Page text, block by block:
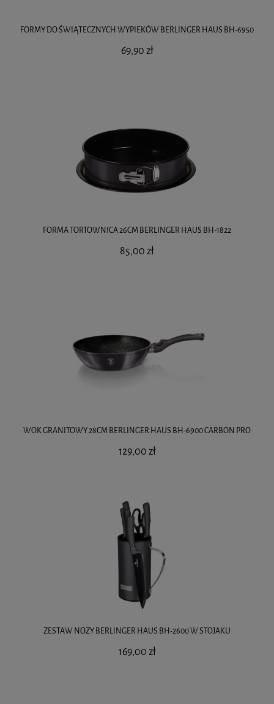
FORMY DO ŚWIĄTECZNYCH WYPIEKÓW BERLINGER HAUS BH-6950
69,90 zł
FORMA TORTOWNICA 26CM BERLINGER HAUS BH-1822
85,00 zł
WOK GRANITOWY 28CM BERLINGER HAUS BH-6900 CARBON PRO
129,00 zł
ZESTAW NOŻY BERLINGER HAUS BH-2600 W STOJAKU
169,00 zł